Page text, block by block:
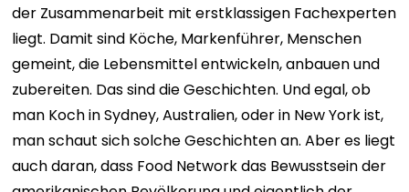
der Zusammenarbeit mit erstklassigen Fachexperten
liegt. Damit sind Köche, Markenführer, Menschen
gemeint, die Lebensmittel entwickeln, anbauen und
zubereiten. Das sind die Geschichten. Und egal, ob
man Koch in Sydney, Australien, oder in New York ist,
man schaut sich solche Geschichten an. Aber es liegt
auch daran, dass Food Network das Bewusstsein der